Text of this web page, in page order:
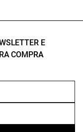
E
COMPRA